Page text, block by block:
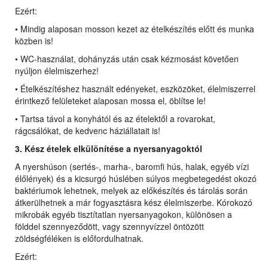
Ezért:
• Mindig alaposan mosson kezet az ételkészítés előtt és munka
közben is!
• WC-használat, dohányzás után csak kézmosást követően
nyúljon élelmiszerhez!
• Ételkészítéshez használt edényeket, eszközöket, élelmiszerrel
érintkező felületeket alaposan mossa el, öblítse le!
• Tartsa távol a konyhától és az ételektől a rovarokat,
rágcsálókat, de kedvenc háziállatait is!
3. Kész ételek elkülönítése a nyersanyagoktól
A nyershúson (sertés-, marha-, baromfi hús, halak, egyéb vízi
élőlények) és a kicsurgó húslében súlyos megbetegedést okozó
baktériumok lehetnek, melyek az előkészítés és tárolás során
átkerülhetnek a már fogyasztásra kész élelmiszerbe. Kórokozó
mikrobák egyéb tisztítatlan nyersanyagokon, különösen a
földdel szennyeződött, vagy szennyvízzel öntözött
zöldségféléken is előfordulhatnak.
Ezért: